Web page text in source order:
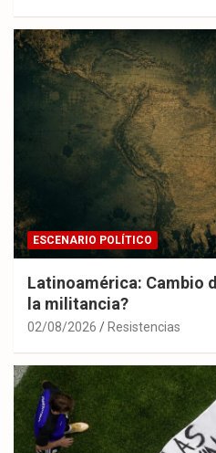
ESCENARIO POLÍTICO
Latinoamérica: Cambio
la militancia?
02/08/2026 Resistencias